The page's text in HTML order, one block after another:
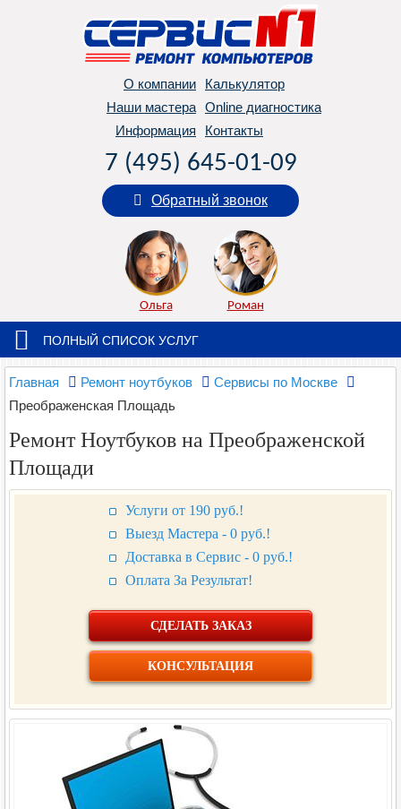
О компании
Калькулятор
Наши мастера Online диагностика
Информация
Контакты
7 (495) 645-01-09
Обратный звонок
Ольга Роман
ПОЛНЫЙ СПИСОК УСЛУГ
Главная Ремонт ноутбуков
Сервисы по Москве
Преображенская Площадь
Ремонт Ноутбуков на Преображенской
Площади
Услуги от 190 руб.!
Выезд Мастера - 0 руб.!
Доставка в Сервис - 0 руб.!
Оплата За Результат!
СДЕЛАТЬ ЗАКАЗ
КОНСУЛЬТАЦИЯ